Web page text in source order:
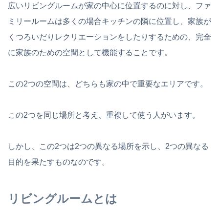
広いリビングルームが家の中心に位置するのに対し、ファ
ミリールームは多くの場合キッチンの隣に位置し、家族が
くつろいだりレクリエーションをしたりするための、完全
に家族のための空間として機能することです。
この2つの空間は、どちらも家の中で重要なエリアです。
この2つを同じ場所と考え、重複して使う人がいます。
しかし、この2つは2つの異なる場所を示し、2つの異なる
目的を果たすものなのです。
リビングルームとは